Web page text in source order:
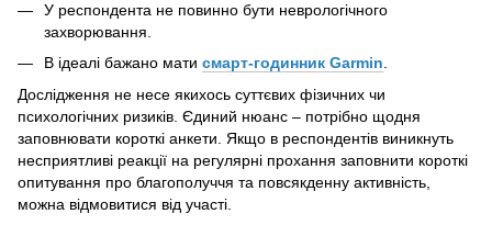
У респондента не повинно бути неврологічного
захворювання.
В ідеалі бажано мати смарт-годинник Garmin.
Дослідження не несе якихось суттєвих фізичних чи
психологічних ризиків. Єдиний нюанс – потрібно щодня
заповнювати короткі анкети. Якщо в респондентів виникнуть
несприятливі реакції на регулярні прохання заповнити короткі
опитування про благополуччя та повсякденну активність,
можна відмовитися від участі.